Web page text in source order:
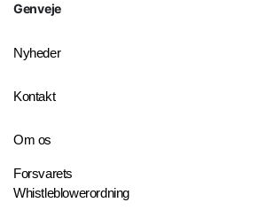
Genveje
Nyheder
Kontakt
Om os
Forsvarets
Whistleblowerordning